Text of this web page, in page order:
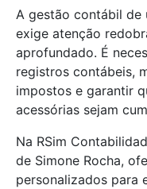
A gestão contábil de
exige atenção
aprofundado. É
registros contábeis,
impostos e garantir
acessórias sejam
Na RSim
de Simone Rocha,
personalizados para